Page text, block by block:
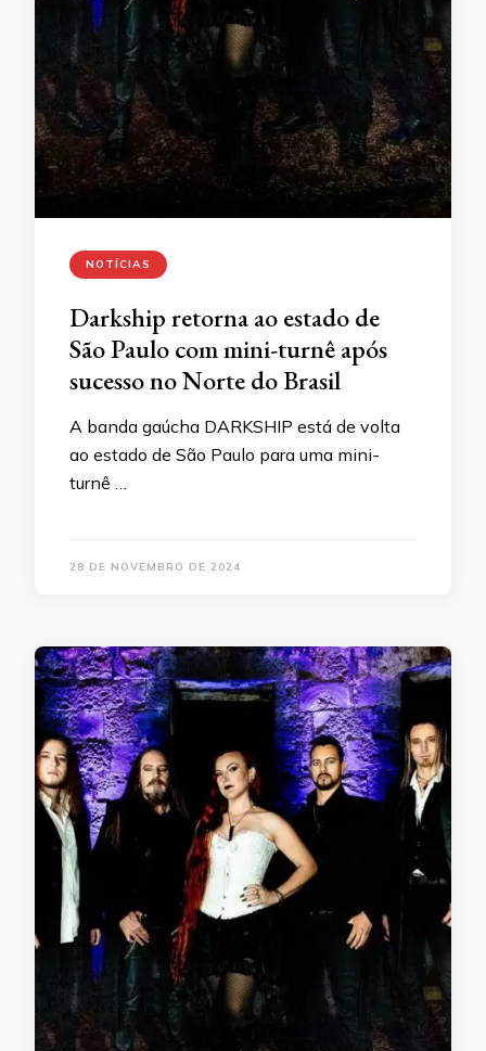
NOTÍCIAS
Darkship retorna ao estado de
São Paulo com mini-turnê após
sucesso no Norte do Brasil
A banda gaúcha DARKSHIP está de volta
ao estado de São Paulo para uma mini-
turnê …
28 DE NOVEMBRO DE 2024